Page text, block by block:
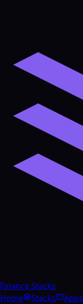
Finance Stacks
Home
Stacks Apps